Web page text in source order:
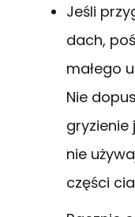
Jeśli
dach,
małego
Nie
gryzienie
nie
części